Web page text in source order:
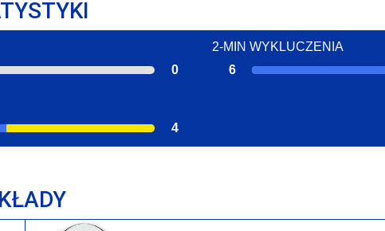
0
2-MIN WYKLUCZENIA
6
4